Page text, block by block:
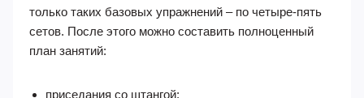
только таких базовых упражнений – по четыре-пять
сетов. После этого можно составить полноценный
план занятий:
приседания со штангой;